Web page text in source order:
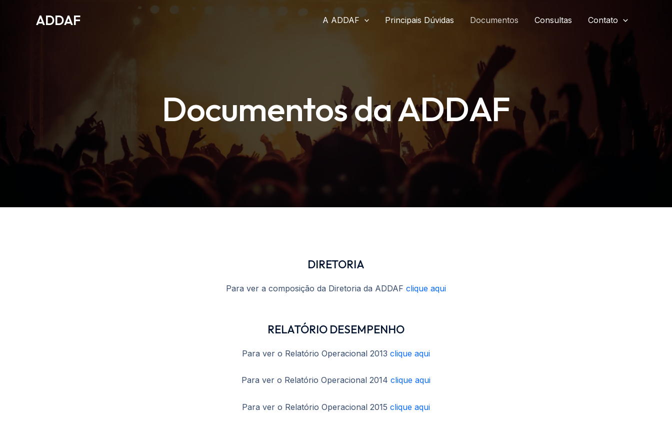
ADDAF A ADDAF Principais Dúvidas Documentos Consultas Contato
Documentos da ADDAF
DIRETORIA
Para ver a composição da Diretoria da ADDAF clique aqui
RELATÓRIO DESEMPENHO
Para ver o Relatório Operacional 2013 clique aqui
Para ver o Relatório Operacional 2014 clique aqui
Para ver o Relatório Operacional 2015 clique aqui